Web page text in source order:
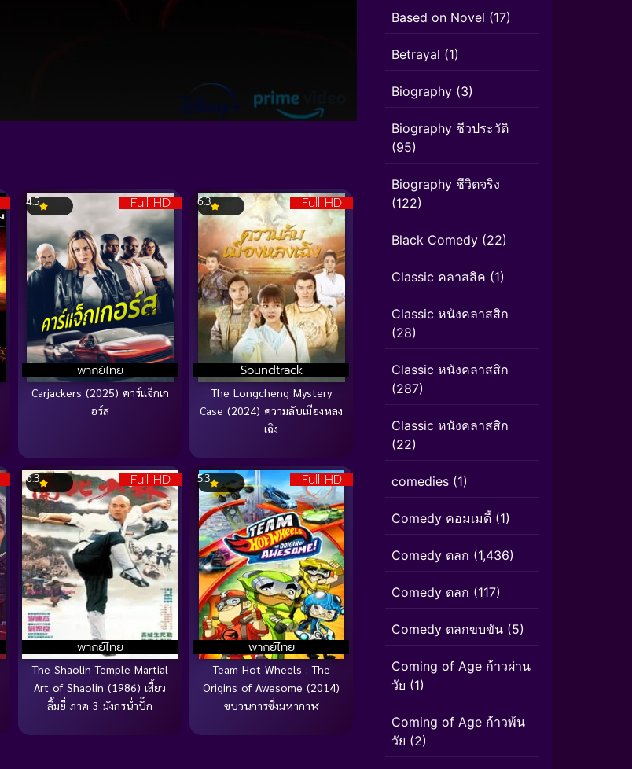
Full HD
พากย์ไทย
4.5
Carjackers (2025) คาร์แจ็กเก
อร์ส
Full HD
Soundtrack
6.3
The Longcheng Mystery
Case (2024) ความลับเมืองหลง
เฉิง
Full HD
พากย์ไทย
6.3
The Shaolin Temple Martial
Art of Shaolin (1986) เสี้ยว
ลิ้มยี่ ภาค 3 มังกรน่ำปั๊ก
Full HD
พากย์ไทย
5.3
Team Hot Wheels : The
Origins of Awesome (2014)
ขบวนการซิ่งมหากาฬ
Based on Novel (17)
Betrayal (1)
Biography (3)
Biography ชีวประวัติ
(95)
Biography ชีวิตจริง
(122)
Black Comedy (22)
Classic คลาสสิค (1)
Classic หนังคลาสสิก
(28)
Classic หนังคลาสสิก
(287)
Classic หนังคลาสสิก
(22)
comedies (1)
Comedy คอมเมดี้ (1)
Comedy ตลก (1,436)
Comedy ตลก (117)
Comedy ตลกขบขัน (5)
Coming of Age ก้าวผ่าน
วัย (1)
Coming of Age ก้าวพ้น
วัย (2)